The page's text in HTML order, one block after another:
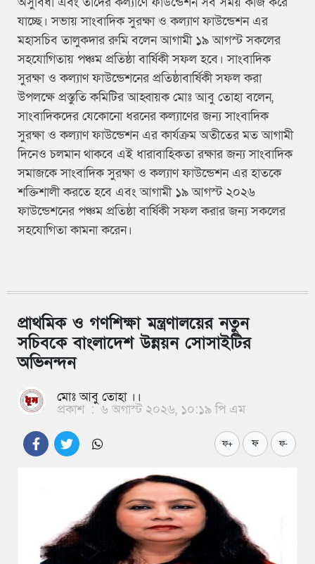
যাচ্ছে। সভায় সাংবাদিক সুরক্ষা ও কল্যাণ ফাউন্ডেশন এর
মহাসচিব তালুকদার রুমি বলেন আগামী ১৯ আগস্ট সকলের
সহযোগিতায় পঞ্চম প্রতিষ্ঠা বার্ষিকী সফল হবে। সাংবাদিক
সুরক্ষা ও কল্যাণ ফাউন্ডেশনের প্রতিষ্ঠাবার্ষিকী সফল করা
উপলক্ষে প্রস্তুতি কমিটির আহ্বায়ক মোঃ আবু তোহা বলেন,
সাংবাদিকদের যেকোনো ধরনের কল্যাণের জন্য সাংবাদিক
সুরক্ষা ও কল্যাণ ফাউন্ডেশন এর কার্যক্রম অতীতের মত আগামী
দিনেও চলমান থাকবে এই ধারাবাহিকতা রক্ষার জন্য সাংবাদিক
সমাজকে সাংবাদিক সুরক্ষা ও কল্যাণ ফাউন্ডেশন এর হাতকে
শক্তিশালী করতে হবে এবং আগামী ১৯ আগস্ট ২০২৬
ফাউন্ডেশনের পঞ্চম প্রতিষ্ঠা বার্ষিকী সফল করার জন্য সকলের
সহযোগিতা কামনা করেন।
প্রাথমিক ও গণশিক্ষা মন্ত্রণালয়ের নতুন
সচিবকে বাংলাদেশ উন্নয়ন সোসাইটির
অভিনন্দন
মোঃ আবু তোহা ।।
প্রকাশ : ৬ অগাস্ট ২০২৬, ১০:১৯ পি এম
ফ+ ফ ফ-